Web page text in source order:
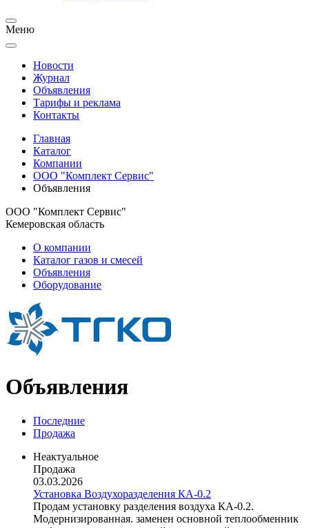
Меню
Новости
Журнал
Объявления
Тарифы и реклама
Контакты
Главная
Каталог
Компании
ООО "Комплект Сервис"
Объявления
ООО "Комплект Сервис"
Кемеровская область
О компании
Каталог газов и смесей
Объявления
Оборудование
Объявления
Последние
Продажа
Неактуальное
Продажа
03.03.2026
Установка Воздухоразделения КА-0.2
Продам установку разделения воздуха КА-0.2.
Модернизированная. заменен основной теплообменник